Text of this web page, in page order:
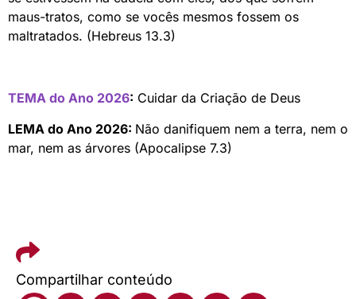
maus-tratos, como se vocês mesmos fossem os
maltratados. (Hebreus 13.3)
TEMA do Ano 2026: Cuidar da Criação de Deus
LEMA do Ano 2026: Não danifiquem nem a terra, nem o
mar, nem as árvores (Apocalipse 7.3)
Compartilhar conteúdo